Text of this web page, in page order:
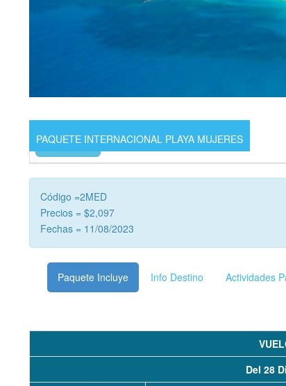
PAQUETE INTERNACIONAL PLAYA MUJERES
Precios
Código =2MED
Precios = $2,097
Fechas = 11/08/2023
Paquete Incluye Info Destino Actividades
Del 28